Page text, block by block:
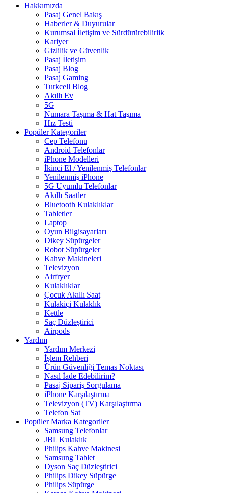
Hakkımızda
Pasaj Genel Bakış
Haberler & Duyurular
Kurumsal İletişim ve Sürdürürebilirlik
Kariyer
Gizlilik ve Güvenlik
Pasaj İletişim
Pasaj Blog
Pasaj Gaming
Turkcell Blog
Akıllı Ev
5G
Numara Taşıma & Hat Taşıma
Hız Testi
Popüler Kategoriler
Cep Telefonu
Android Telefonlar
iPhone Modelleri
İkinci El / Yenilenmiş Telefonlar
Yenilenmiş iPhone
5G Uyumlu Telefonlar
Akıllı Saatler
Bluetooth Kulaklıklar
Tabletler
Laptop
Oyun Bilgisayarları
Dikey Süpürgeler
Robot Süpürgeler
Kahve Makineleri
Televizyon
Airfryer
Kulaklıklar
Çocuk Akıllı Saat
Kulakiçi Kulaklık
Kettle
Saç Düzleştirici
Airpods
Yardım
Yardım Merkezi
İşlem Rehberi
Ürün Güvenliği Temas Noktası
Nasıl İade Edebilirim?
Pasaj Sipariş Sorgulama
iPhone Karşılaştırma
Televizyon (TV) Karşılaştırma
Telefon Sat
Popüler Marka Kategoriler
Samsung Telefonlar
JBL Kulaklık
Philips Kahve Makinesi
Samsung Tablet
Dyson Saç Düzleştirici
Philips Dikey Süpürge
Philips Süpürge